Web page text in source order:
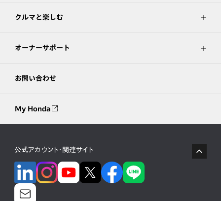
クルマと楽しむ
オーナーサポート
お問い合わせ
My Honda
公式アカウント・関連サイト